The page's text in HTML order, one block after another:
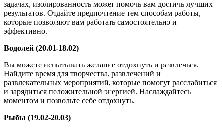
задачах, изолированность может помочь вам достичь лучших
результатов. Отдайте предпочтение тем способам работы,
которые позволяют вам работать самостоятельно и
эффективно.
Водолей (20.01-18.02)
Вы можете испытывать желание отдохнуть и развлечься.
Найдите время для творчества, развлечений и
развлекательных мероприятий, которые помогут расслабиться
и зарядиться положительной энергией. Наслаждайтесь
моментом и позвольте себе отдохнуть.
Рыбы (19.02-20.03)